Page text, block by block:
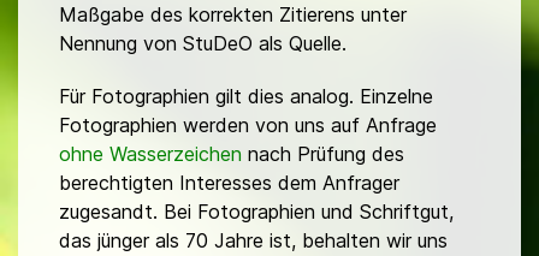
Maßgabe des korrekten Zitierens unter
Nennung von StuDeO als Quelle.
Für Fotographien gilt dies analog. Einzelne
Fotographien werden von uns auf Anfrage
ohne Wasserzeichen nach Prüfung des
berechtigten Interesses dem Anfrager
zugesandt. Bei Fotographien und Schriftgut,
das jünger als 70 Jahre ist, behalten wir uns